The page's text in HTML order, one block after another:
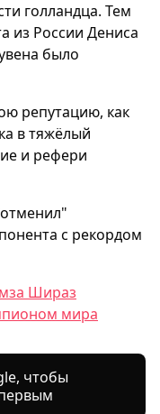
голландца. Тем
из России Дениса
было
репутацию, как
в тяжёлый
и рефери
с рекордом
Шираз
мира
чтобы